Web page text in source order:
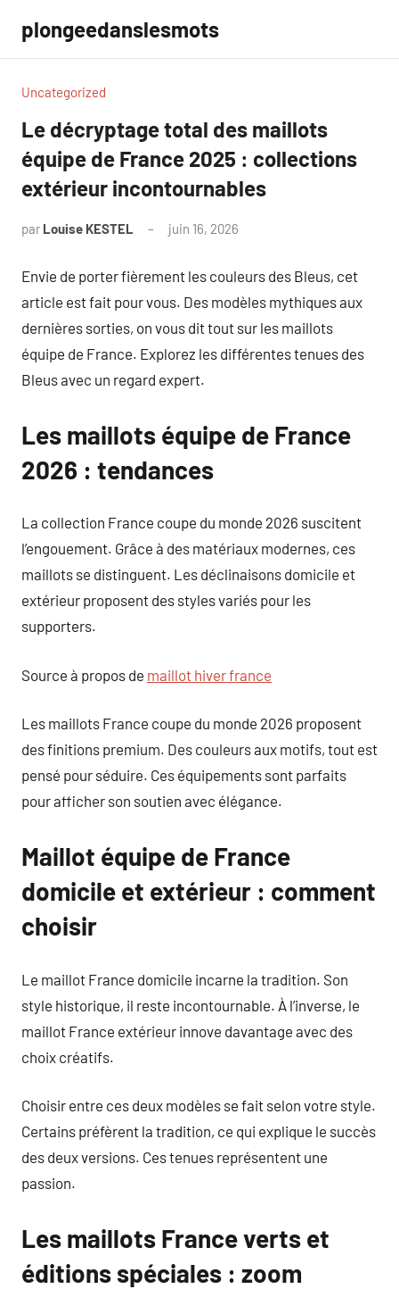
contenu
plongeedanslesmots
Uncategorized
Le décryptage total des maillots
équipe de France 2025 : collections
extérieur incontournables
par Louise KESTEL juin 16, 2026
Envie de porter fièrement les couleurs des Bleus, cet
article est fait pour vous. Des modèles mythiques aux
dernières sorties, on vous dit tout sur les maillots
équipe de France. Explorez les différentes tenues des
Bleus avec un regard expert.
Les maillots équipe de France
2026 : tendances
La collection France coupe du monde 2026 suscitent
l’engouement. Grâce à des matériaux modernes, ces
maillots se distinguent. Les déclinaisons domicile et
extérieur proposent des styles variés pour les
supporters.
Source à propos de maillot hiver france
Les maillots France coupe du monde 2026 proposent
des finitions premium. Des couleurs aux motifs, tout est
pensé pour séduire. Ces équipements sont parfaits
pour afficher son soutien avec élégance.
Maillot équipe de France
domicile et extérieur : comment
choisir
Le maillot France domicile incarne la tradition. Son
style historique, il reste incontournable. À l’inverse, le
maillot France extérieur innove davantage avec des
choix créatifs.
Choisir entre ces deux modèles se fait selon votre style.
Certains préfèrent la tradition, ce qui explique le succès
des deux versions. Ces tenues représentent une
passion.
Les maillots France verts et
éditions spéciales : zoom